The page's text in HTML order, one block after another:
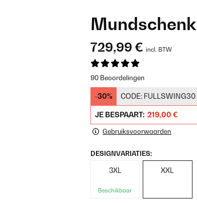
729,99 € incl. BTW
90 Beoordelingen
-30% CODE: FULLSWING30
JE BESPAART: 219,00 €
Gebruiksvoorwaarden
DESIGNVARIATIES:
3XL
Beschikbaar
XXL